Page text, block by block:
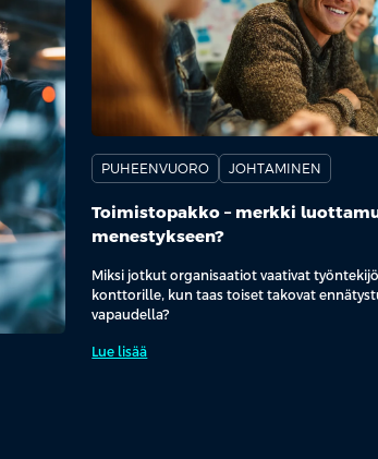
PUHEENVUORO JOHTAMINEN
Toimistopakko – merkki
menestykseen?
Miksi jotkut organisaatiot vaativat
konttorille, kun taas toiset takovat
vapaudella?
Lue lisää